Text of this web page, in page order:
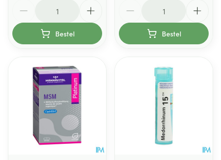
Bestel Bestel